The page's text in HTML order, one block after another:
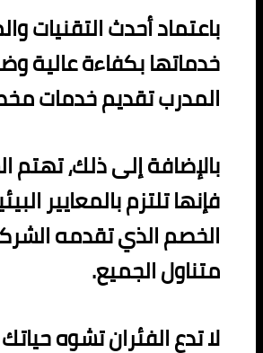
باعتماد أحدث التقنيات
خدماتها بكفاءة عالية
المدرب تقديم خدمات
بالإضافة إلى ذلك، تهتم
فإنها تلتزم بالمعايير
الخصم الذي تقدمه
متناول الجميع.
لا تدع الفئران تشوه